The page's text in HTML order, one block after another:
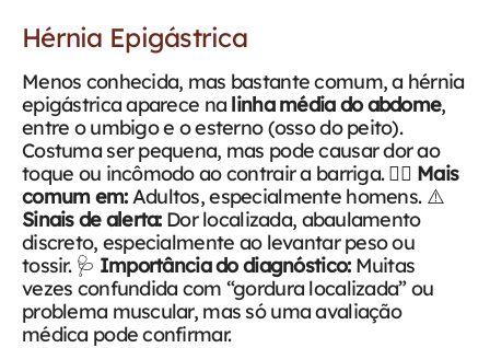
Hérnia Epigástrica
Menos conhecida, mas bastante comum, a hérnia
epigástrica aparece na linha média do abdome,
entre o umbigo e o esterno (osso do peito).
Costuma ser pequena, mas pode causar dor ao
toque ou incômodo ao contrair a barriga. 🙋‍♂️ Mais
comum em:Adultos, especialmente homens. ⚠️
Sinais de alerta:Dor localizada, abaulamento
discreto, especialmente ao levantar peso ou
tossir. 🩺 Importância do diagnóstico:Muitas
vezes confundida com “gordura localizada” ou
problema muscular, mas só uma avaliação
médica pode confirmar.